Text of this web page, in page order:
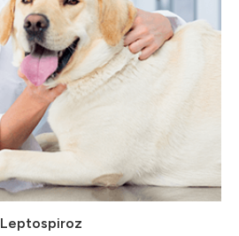
Leptospiroz